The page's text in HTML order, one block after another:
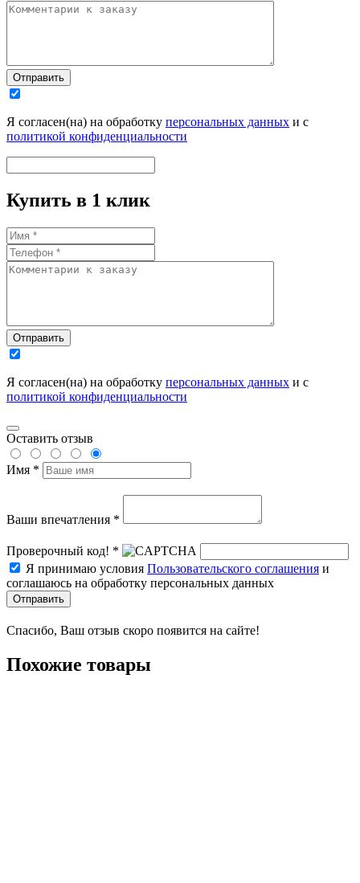
Отправить
Я согласен(на) на обработку персональных данных и с
политикой конфиденциальности
Купить в 1 клик
Отправить
Я согласен(на) на обработку персональных данных и с
политикой конфиденциальности
Оставить отзыв
Имя *
Ваши впечатления *
Проверочный код! *
Я принимаю условия Пользовательского соглашения и
соглашаюсь на обработку персональных данных
Отправить
Спасибо, Ваш отзыв скоро появится на сайте!
Похожие товары